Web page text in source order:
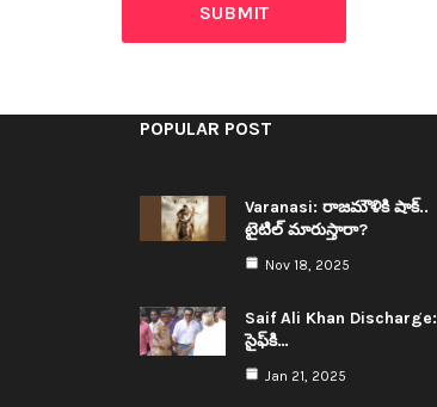
POPULAR POST
Varanasi: రాజ‌మౌళికి షాక్‌..
టైటిల్ మారుస్తారా?
Nov 18, 2025
Saif Ali Khan Discharge:
సైఫ్‌కి…
Jan 21, 2025